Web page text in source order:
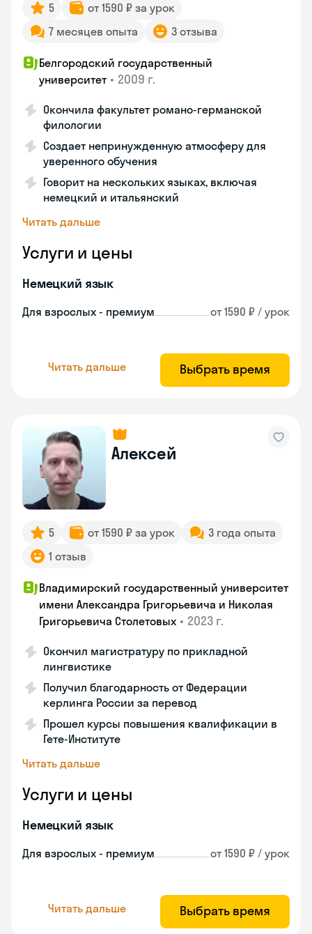
5
от 1590 ₽ за урок
7 месяцев опыта
3 отзыва
Белгородский государственный
университет • 2009 г.
Окончила факультет романо-германской
филологии
Создает непринужденную атмосферу для
уверенного обучения
Говорит на нескольких языках, включая
немецкий и итальянский
Читать дальше
Услуги и цены
Немецкий язык
Для взрослых - премиум от 1590 ₽ / урок
Читать дальше Выбрать время
Алексей
5 от 1590 ₽ за урок
3 года опыта
1 отзыв
Владимирский государственный университет
имени Александра Григорьевича и Николая
Григорьевича Столетовых • 2023 г.
Окончил магистратуру по прикладной
лингвистике
Получил благодарность от Федерации
керлинга России за перевод
Прошел курсы повышения квалификации в
Гете-Институте
Читать дальше
Услуги и цены
Немецкий язык
Для взрослых - премиум от 1590 ₽ / урок
Читать дальше Выбрать время